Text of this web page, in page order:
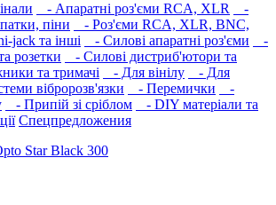
- Апаратні роз'єми RCA, XLR
-
піни
- Роз'єми RCA, XLR, BNC,
jack та інші - Силові апаратні роз'єми
-
розетки
- Силові дистриб'ютори та
та тримачі - Для вінілу
- Для
вібророзв'язки - Перемички
-
- Припій зі сріблом
- DIY матеріали та
Спецпредложения